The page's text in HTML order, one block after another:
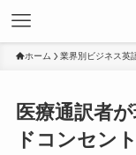
ホーム 業界別ビジネス英
医療通訳者
ドコンセン